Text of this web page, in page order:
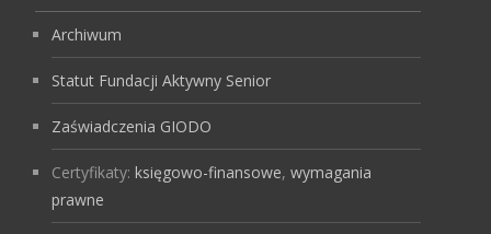
Archiwum
Statut Fundacji Aktywny Senior
Zaświadczenia GIODO
Certyfikaty: księgowo-finansowe, wymagania
prawne